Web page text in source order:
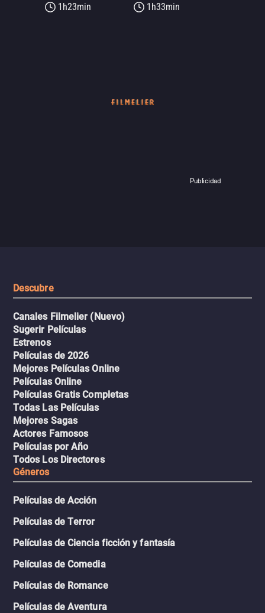
1h23min
1h33min
Publicidad
Descubre
Canales Filmelier (Nuevo)
Sugerir Películas
Estrenos
Películas de 2026
Mejores Películas Online
Películas Online
Películas Gratis Completas
Todas Las Películas
Mejores Sagas
Actores Famosos
Películas por Año
Todos Los Directores
Géneros
Películas de Acción
Películas de Terror
Películas de Ciencia ficción y fantasía
Películas de Comedia
Películas de Romance
Películas de Aventura